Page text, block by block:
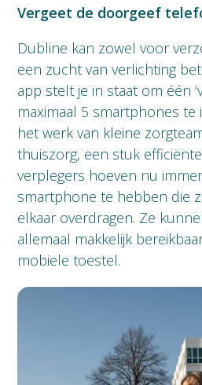
Vergeet de doorgeef
Dubline kan zowel voor
een zucht van verlichting
app stelt je in staat om één
maximaal 5 smartphones
het werk van kleine
thuiszorg, een stuk
verplegers hoeven nu
smartphone te hebben die
elkaar overdragen. Ze
allemaal makkelijk
mobiele toestel.